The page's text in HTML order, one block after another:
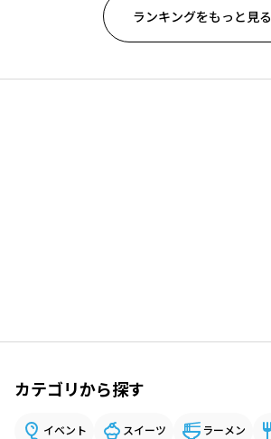
ランキングをもっと見る
カテゴリから探す
イベント スイーツ ラーメン